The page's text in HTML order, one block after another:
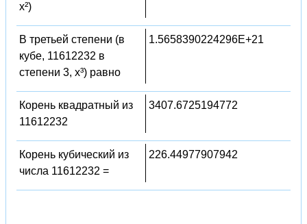
x²)
В третьей степени (в
кубе, 11612232 в
степени 3, x³) равно
1.5658390224296E+21
Корень квадратный из
11612232
3407.6725194772
Корень кубический из
числа 11612232 =
226.44977907942